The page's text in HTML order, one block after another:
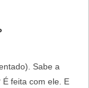
Sabe a
feita com ele. E